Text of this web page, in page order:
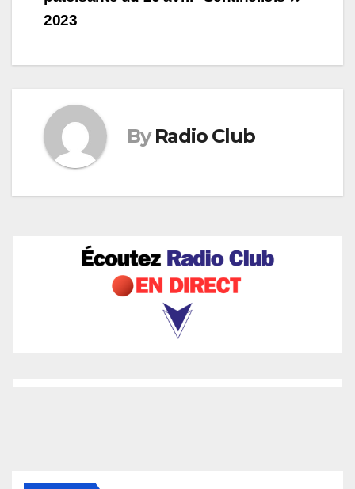
de
2023
By Radio Club